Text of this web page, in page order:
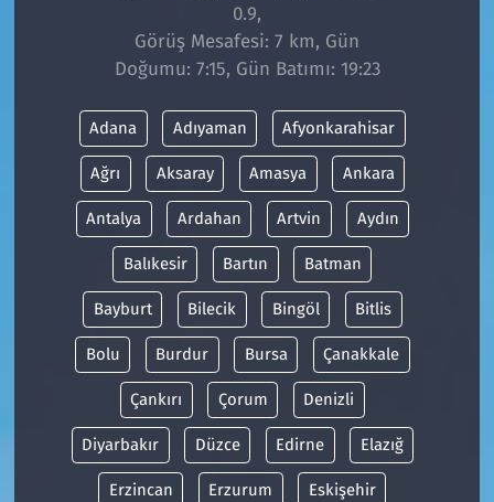
0.9,
Görüş Mesafesi: 7 km, Gün
Doğumu: 7:15, Gün Batımı: 19:23
Adana Adıyaman Afyonkarahisar
Ağrı Aksaray Amasya Ankara
Antalya Ardahan Artvin Aydın
Balıkesir Bartın Batman
Bayburt Bilecik Bingöl Bitlis
Bolu Burdur Bursa Çanakkale
Çankırı Çorum Denizli
Diyarbakır Düzce Edirne Elazığ
Erzincan Erzurum Eskişehir